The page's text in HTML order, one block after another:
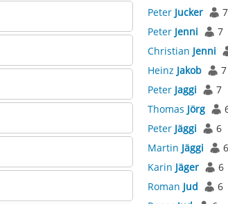
Peter Jucker
7
Peter Jenni
7
Christian Jenni
Heinz Jakob
7
Peter Jaggi
7
Thomas Jörg
Peter Jäggi
6
Martin Jäggi
6
Karin Jäger
6
Roman Jud
6